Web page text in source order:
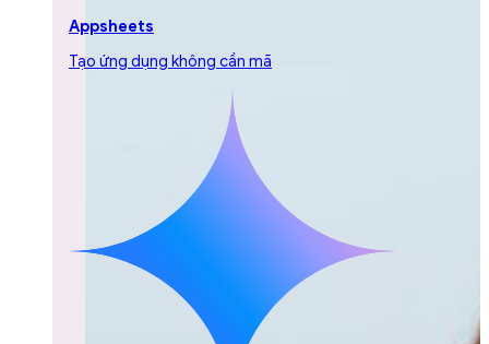
Appsheets
Tạo ứng dụng không cần mã